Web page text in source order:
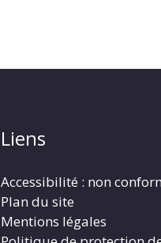
Liens
Accessibilité : non
Plan du site
Mentions légales